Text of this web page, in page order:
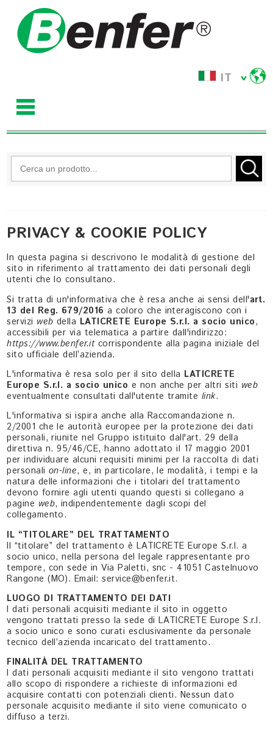
IT
PRIVACY & COOKIE POLICY
In questa pagina si descrivono le modalità di gestione del
sito in riferimento al trattamento dei dati personali degli
utenti che lo consultano.
Si tratta di un'informativa che è resa anche ai sensi dell'art.
13 del Reg. 679/2016 a coloro che interagiscono con i
servizi web della LATICRETE Europe S.r.l. a socio unico,
accessibili per via telematica a partire dall'indirizzo:
https://www.benfer.itcorrispondente alla pagina iniziale del
sito ufficiale dell’azienda.
L'informativa è resa solo per il sito della LATICRETE
Europe S.r.l. a socio unico e non anche per altri siti web
eventualmente consultati dall'utente tramite link.
L'informativa si ispira anche alla Raccomandazione n.
2/2001 che le autorità europee per la protezione dei dati
personali, riunite nel Gruppo istituito dall'art. 29 della
direttiva n. 95/46/CE, hanno adottato il 17 maggio 2001
per individuare alcuni requisiti minimi per la raccolta di dati
personalion-line, e, in particolare, le modalità, i tempi e la
natura delle informazioni che i titolari del trattamento
devono fornire agli utenti quando questi si collegano a
pagine web, indipendentemente dagli scopi del
collegamento.
IL “TITOLARE” DEL TRATTAMENTO
Il “titolare” del trattamento è LATICRETE Europe S.r.l. a
socio unico, nella persona del legale rappresentante pro
tempore, con sede in Via Paletti, snc - 41051 Castelnuovo
Rangone (MO). Email: service@benfer.it.
LUOGO DI TRATTAMENTO DEI DATI
I dati personali acquisiti mediante il sito in oggetto
vengono trattati presso la sede di LATICRETE Europe S.r.l.
a socio unico e sono curati esclusivamente da personale
tecnico dell’azienda incaricato del trattamento.
FINALITÀ DEL TRATTAMENTO
I dati personali acquisiti mediante il sito vengono trattati
allo scopo di rispondere a richieste di informazioni ed
acquisire contatti con potenziali clienti. Nessun dato
personale acquisito mediante il sito viene comunicato o
diffuso a terzi.